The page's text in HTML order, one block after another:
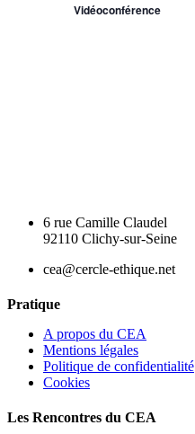
Vidéoconférence
6 rue Camille Claudel
92110 Clichy-sur-Seine
cea@cercle-ethique.net
Pratique
A propos du CEA
Mentions légales
Politique de confidentialité
Cookies
Les Rencontres du CEA